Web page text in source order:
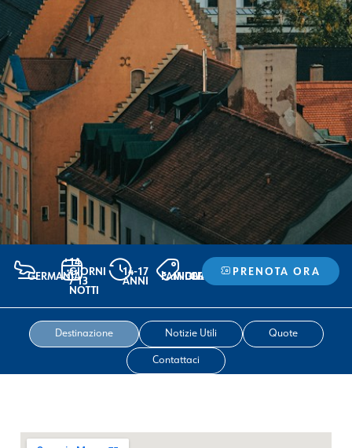
GERMANIA
14
GIORNI
/ 13
NOTTI
14-17
ANNI FAMIGLIA
INDIVIDUALE
GRUPPO PRENOTA ORA
Destinazione Notizie Utili Quote
Contattaci